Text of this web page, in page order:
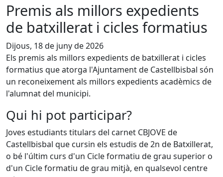
Premis als millors expedients
de batxillerat i cicles formatius
Dijous, 18 de juny de 2026
Els premis als millors expedients de batxillerat i cicles
formatius que atorga l'Ajuntament de Castellbisbal són
un reconeixement als millors expedients acadèmics de
l'alumnat del municipi.
Qui hi pot participar?
Joves estudiants titulars del carnet CBJOVE de
Castellbisbal que cursin els estudis de 2n de Batxillerat,
o bé l'últim curs d'un Cicle formatiu de grau superior o
d'un Cicle formatiu de grau mitjà, en qualsevol centre